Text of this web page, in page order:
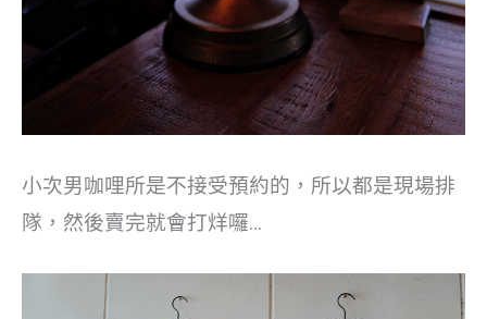
小次男咖哩所是不接受預約的，所以都是現場排
隊，然後賣完就會打烊囉…